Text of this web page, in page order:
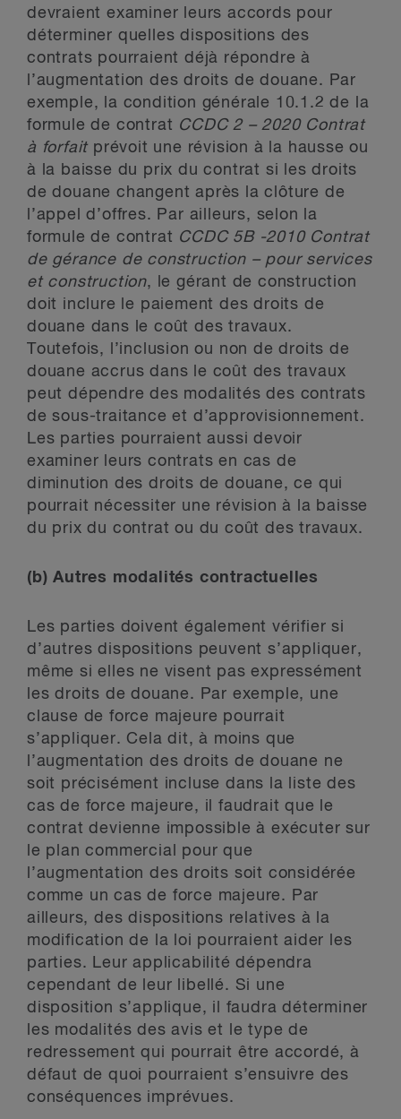
devraient examiner leurs accords pour
déterminer quelles dispositions des
contrats pourraient déjà répondre à
l’augmentation des droits de douane. Par
exemple, la condition générale 10.1.2 de la
formule de contrat CCDC 2 – 2020 Contrat
à forfait prévoit une révision à la hausse ou
à la baisse du prix du contrat si les droits
de douane changent après la clôture de
l’appel d’offres. Par ailleurs, selon la
formule de contrat CCDC 5B -2010 Contrat
de gérance de construction – pour services
et construction, le gérant de construction
doit inclure le paiement des droits de
douane dans le coût des travaux.
Toutefois, l’inclusion ou non de droits de
douane accrus dans le coût des travaux
peut dépendre des modalités des contrats
de sous-traitance et d’approvisionnement.
Les parties pourraient aussi devoir
examiner leurs contrats en cas de
diminution des droits de douane, ce qui
pourrait nécessiter une révision à la baisse
du prix du contrat ou du coût des travaux.
(b) Autres modalités contractuelles
Les parties doivent également vérifier si
d’autres dispositions peuvent s’appliquer,
même si elles ne visent pas expressément
les droits de douane. Par exemple, une
clause de force majeure pourrait
s’appliquer. Cela dit, à moins que
l’augmentation des droits de douane ne
soit précisément incluse dans la liste des
cas de force majeure, il faudrait que le
contrat devienne impossible à exécuter sur
le plan commercial pour que
l’augmentation des droits soit considérée
comme un cas de force majeure. Par
ailleurs, des dispositions relatives à la
modification de la loi pourraient aider les
parties. Leur applicabilité dépendra
cependant de leur libellé. Si une
disposition s’applique, il faudra déterminer
les modalités des avis et le type de
redressement qui pourrait être accordé, à
défaut de quoi pourraient s’ensuivre des
conséquences imprévues.